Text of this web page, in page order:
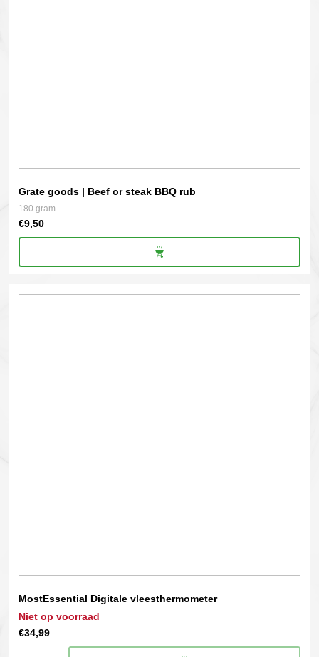
Grate goods | Beef or steak BBQ rub
180 gram
€9,50
MostEssential Digitale vleesthermometer
Niet op voorraad
€34,99